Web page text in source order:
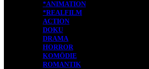
*ANIMATION
*REALFILM
ACTION
DOKU
DRAMA
HORROR
KOMÖDIE
ROMANTIK